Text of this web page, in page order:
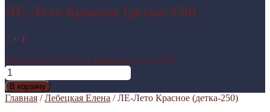
ЛЕ-Лето Красное (детка-250)
250 ₽
Количество ЛЕ-Лето Красное (детка-250)
В корзину
Главная /Лебецкая Елена / ЛЕ-Лето Красное (детка-250)